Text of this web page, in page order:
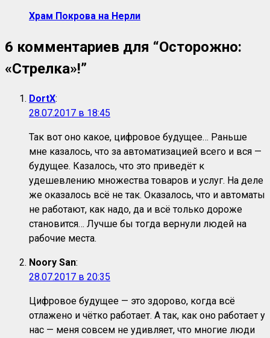
Храм Покрова на Нерли
6 комментариев для “Осторожно:
«Стрелка»!”
DortX:
28.07.2017 в 18:45
Так вот оно какое, цифровое будущее… Раньше
мне казалось, что за автоматизацией всего и вся —
будущее. Казалось, что это приведёт к
удешевлению множества товаров и услуг. На деле
же оказалось всё не так. Оказалось, что и автоматы
не работают, как надо, да и всё только дороже
становится… Лучше бы тогда вернули людей на
рабочие места.
Noory San:
28.07.2017 в 20:35
Цифровое будущее — это здорово, когда всё
отлажено и чётко работает. А так, как оно работает у
нас — меня совсем не удивляет, что многие люди